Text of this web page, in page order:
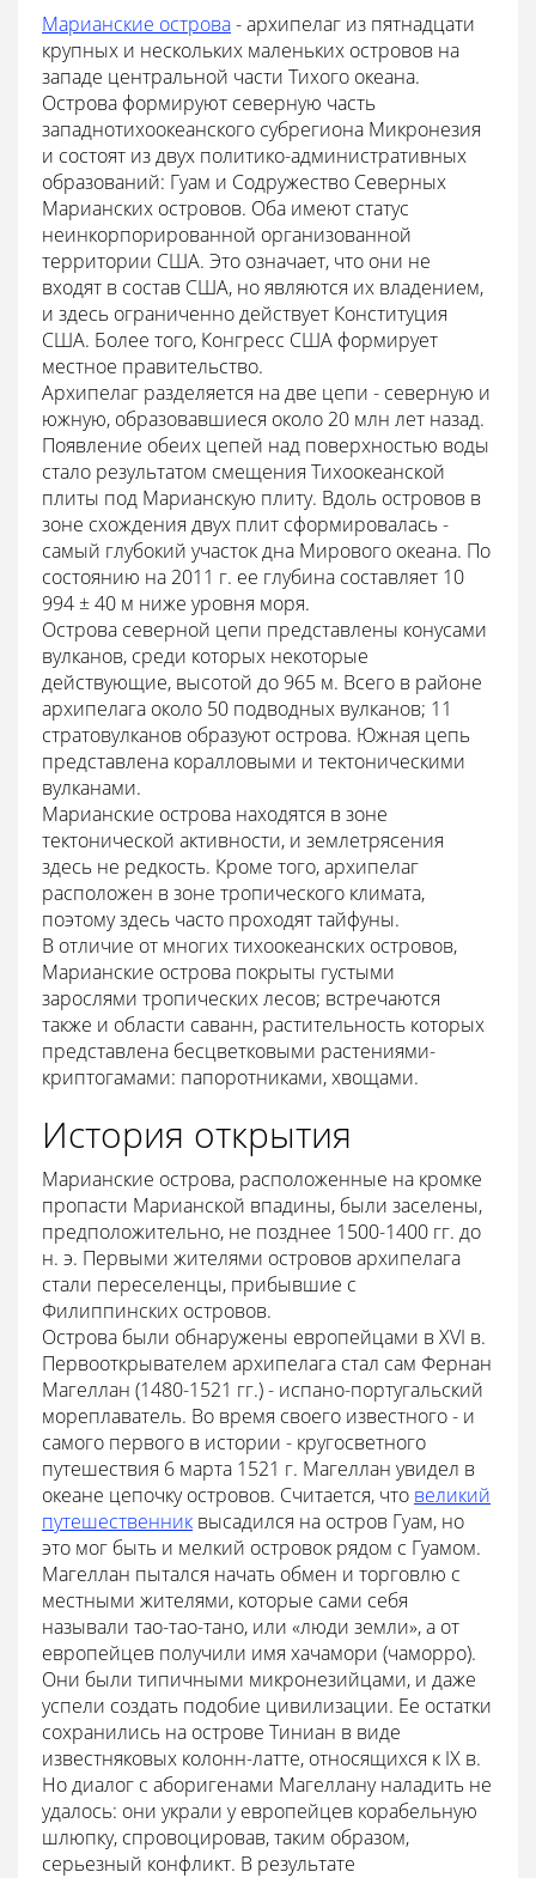
Марианские острова- архипелаг из пятнадцати
крупных и нескольких маленьких островов на
западе центральной части Тихого океана.
Острова формируют северную часть
западнотихоокеанского субрегиона Микронезия
и состоят из двух политико-административных
образований: Гуам и Содружество Северных
Марианских островов. Оба имеют статус
неинкорпорированной организованной
территории США. Это означает, что они не
входят в состав США, но являются их владением,
и здесь ограниченно действует Конституция
США. Более того, Конгресс США формирует
местное правительство.
Архипелаг разделяется на две цепи - северную и
южную, образовавшиеся около 20 млн лет назад.
Появление обеих цепей над поверхностью воды
стало результатом смещения Тихоокеанской
плиты под Марианскую плиту. Вдоль островов в
зоне схождения двух плит сформировалась -
самый глубокий участок дна Мирового океана. По
состоянию на 2011 г. ее глубина составляет 10
994 ± 40 м ниже уровня моря.
Острова северной цепи представлены конусами
вулканов, среди которых некоторые
действующие, высотой до 965 м. Всего в районе
архипелага около 50 подводных вулканов; 11
стратовулканов образуют острова. Южная цепь
представлена коралловыми и тектоническими
вулканами.
Марианские острова находятся в зоне
тектонической активности, и землетрясения
здесь не редкость. Кроме того, архипелаг
расположен в зоне тропического климата,
поэтому здесь часто проходят тайфуны.
В отличие от многих тихоокеанских островов,
Марианские острова покрыты густыми
зарослями тропических лесов; встречаются
также и области саванн, растительность которых
представлена бесцветковыми растениями-
криптогамами: папоротниками, хвощами.
История открытия
Марианские острова, расположенные на кромке
пропасти Марианской впадины, были заселены,
предположительно, не позднее 1500-1400 гг. до
н. э. Первыми жителями островов архипелага
стали переселенцы, прибывшие с
Филиппинских островов.
Острова были обнаружены европейцами в XVI в.
Первооткрывателем архипелага стал сам Фернан
Магеллан (1480-1521 гг.) - испано-португальский
мореплаватель. Во время своего известного - и
самого первого в истории - кругосветного
путешествия 6 марта 1521 г. Магеллан увидел в
океане цепочку островов. Считается, что великий
путешественник высадился на остров Гуам, но
это мог быть и мелкий островок рядом с Гуамом.
Магеллан пытался начать обмен и торговлю с
местными жителями, которые сами себя
называли тао-тао-тано, или «люди земли», а от
европейцев получили имя хачамори (чаморро).
Они были типичными микронезийцами, и даже
успели создать подобие цивилизации. Ее остатки
сохранились на острове Тиниан в виде
известняковых колонн-латте, относящихся к IX в.
Но диалог с аборигенами Магеллану наладить не
удалось: они украли у европейцев корабельную
шлюпку, спровоцировав, таким образом,
серьезный конфликт. В результате